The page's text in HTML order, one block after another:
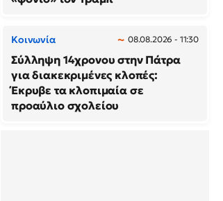
Κοινωνία 08.08.2026 - 11:30
Σύλληψη 14χρονου στην Πάτρα
για διακεκριμένες κλοπές:
Έκρυβε τα κλοπιμαία σε
προαύλιο σχολείου